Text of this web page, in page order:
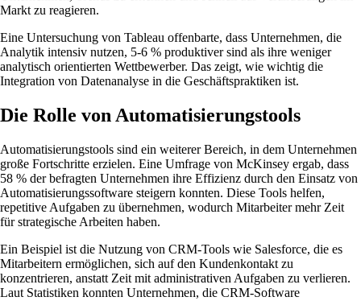
Markt zu reagieren.
Eine Untersuchung von Tableau offenbarte, dass Unternehmen, die
Analytik intensiv nutzen, 5-6 % produktiver sind als ihre weniger
analytisch orientierten Wettbewerber. Das zeigt, wie wichtig die
Integration von Datenanalyse in die Geschäftspraktiken ist.
Die Rolle von Automatisierungstools
Automatisierungstools sind ein weiterer Bereich, in dem Unternehmen
große Fortschritte erzielen. Eine Umfrage von McKinsey ergab, dass
58 % der befragten Unternehmen ihre Effizienz durch den Einsatz von
Automatisierungssoftware steigern konnten. Diese Tools helfen,
repetitive Aufgaben zu übernehmen, wodurch Mitarbeiter mehr Zeit
für strategische Arbeiten haben.
Ein Beispiel ist die Nutzung von CRM-Tools wie Salesforce, die es
Mitarbeitern ermöglichen, sich auf den Kundenkontakt zu
konzentrieren, anstatt Zeit mit administrativen Aufgaben zu verlieren.
Laut Statistiken konnten Unternehmen, die CRM-Software